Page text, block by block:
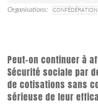
Organisations
Peut-on continuer à
Sécurité sociale par
de cotisations sans
sérieuse de leur